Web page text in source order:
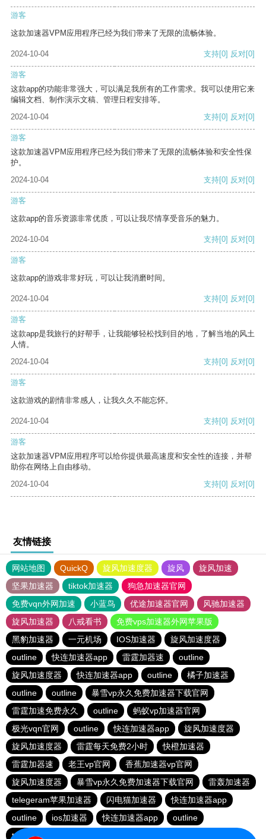
游客
这款加速器VPM应用程序已经为我们带来了无限的流畅体验。
2024-10-04 支持[0] 反对[0]
游客
这款app的功能非常强大，可以满足我所有的工作需求。我可以使用它来
编辑文档、制作演示文稿、管理日程安排等。
2024-10-04
支持[0] 反对[0]
游客
这款加速器VPM应用程序已经为我们带来了无限的流畅体验和安全性保
护。
2024-10-04
支持[0] 反对[0]
游客
这款app的音乐资源非常优质，可以让我尽情享受音乐的魅力。
2024-10-04 支持[0] 反对[0]
游客
这款app的游戏非常好玩，可以让我消磨时间。
2024-10-04 支持[0] 反对[0]
游客
这款app是我旅行的好帮手，让我能够轻松找到目的地，了解当地的风土
人情。
2024-10-04
支持[0] 反对[0]
游客
这款游戏的剧情非常感人，让我久久不能忘怀。
2024-10-04 支持[0] 反对[0]
游客
这款加速器VPM应用程序可以给你提供最高速度和安全性的连接，并帮
助你在网络上自由移动。
2024-10-04
支持[0] 反对[0]
友情链接
网站地图 QuickQ 旋风加速度器 旋风
旋风加速
坚果加速器
tiktok加速器
狗急加速器官网
免费vqn外网加速
小蓝鸟 优途加速器官网
风驰加速器
旋风加速器
八戒看书
免费vps加速器外网苹果版
黑豹加速器
一元机场 IOS加速器
旋风加速度器
outline
快连加速器app 雷霆加器速
outline
旋风加速度器
快连加速器app outline
橘子加速器
outline
outline
暴雪vp永久免费加速器下载官网
雷霆加速免费永久
outline
蚂蚁vp加速器官网
极光vqn官网
outline 快连加速器app
旋风加速度器
旋风加速度器
雷霆每天免费2小时
快橙加速器
雷霆加器速
老王vp官网
香蕉加速器vp官网
旋风加速度器
暴雪vp永久免费加速器下载官网
雷轰加速器
telegeram苹果加速器
闪电猫加速器
快连加速器app
outline
ios加速器 快连加速器app
outline
tyl加速器官网